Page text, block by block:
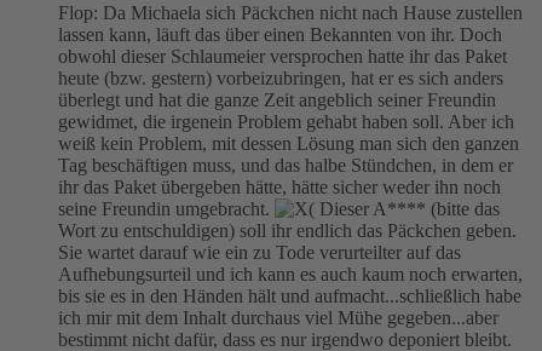
Flop: Da Michaela sich Päckchen nicht nach Hause zustellen
lassen kann, läuft das über einen Bekannten von ihr. Doch
obwohl dieser Schlaumeier versprochen hatte ihr das Paket
heute (bzw. gestern) vorbeizubringen, hat er es sich anders
überlegt und hat die ganze Zeit angeblich seiner Freundin
gewidmet, die irgenein Problem gehabt haben soll. Aber ich
weiß kein Problem, mit dessen Lösung man sich den ganzen
Tag beschäftigen muss, und das halbe Stündchen, in dem er
ihr das Paket übergeben hätte, hätte sicher weder ihn noch
seine Freundin umgebracht.
Dieser A**** (bitte das
Wort zu entschuldigen) soll ihr endlich das Päckchen geben.
Sie wartet darauf wie ein zu Tode verurteilter auf das
Aufhebungsurteil und ich kann es auch kaum noch erwarten,
bis sie es in den Händen hält und aufmacht...schließlich habe
ich mir mit dem Inhalt durchaus viel Mühe gegeben...aber
bestimmt nicht dafür, dass es nur irgendwo deponiert bleibt.